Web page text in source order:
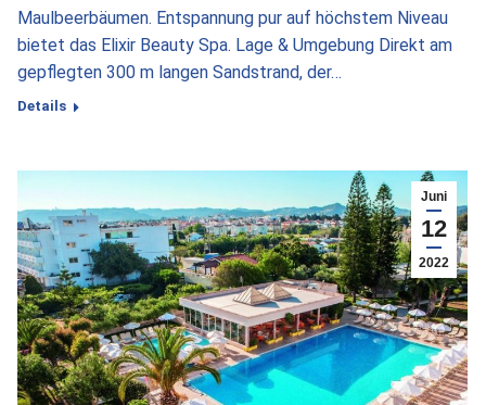
Maulbeerbäumen. Entspannung pur auf höchstem Niveau
bietet das Elixir Beauty Spa. Lage & Umgebung Direkt am
gepflegten 300 m langen Sandstrand, der…
Details
Juni
12
2022